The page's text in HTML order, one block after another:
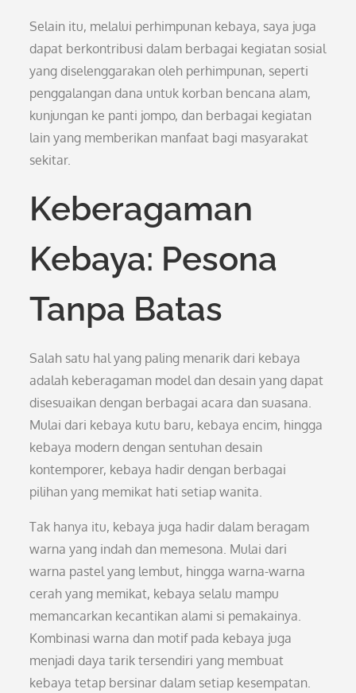
Selain itu, melalui perhimpunan kebaya, saya juga
dapat berkontribusi dalam berbagai kegiatan sosial
yang diselenggarakan oleh perhimpunan, seperti
penggalangan dana untuk korban bencana alam,
kunjungan ke panti jompo, dan berbagai kegiatan
lain yang memberikan manfaat bagi masyarakat
sekitar.
Keberagaman
Kebaya: Pesona
Tanpa Batas
Salah satu hal yang paling menarik dari kebaya
adalah keberagaman model dan desain yang dapat
disesuaikan dengan berbagai acara dan suasana.
Mulai dari kebaya kutu baru, kebaya encim, hingga
kebaya modern dengan sentuhan desain
kontemporer, kebaya hadir dengan berbagai
pilihan yang memikat hati setiap wanita.
Tak hanya itu, kebaya juga hadir dalam beragam
warna yang indah dan memesona. Mulai dari
warna pastel yang lembut, hingga warna-warna
cerah yang memikat, kebaya selalu mampu
memancarkan kecantikan alami si pemakainya.
Kombinasi warna dan motif pada kebaya juga
menjadi daya tarik tersendiri yang membuat
kebaya tetap bersinar dalam setiap kesempatan.